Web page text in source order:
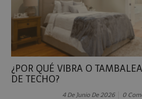
¿POR QUÉ VIBRA O
DE TECHO?
4 De Junio De 2026 0